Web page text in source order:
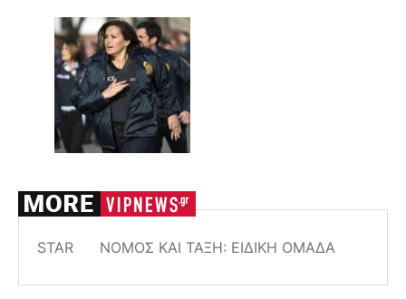
STAR ΝΌΜΟΣ ΚΑΙ ΤΆΞΗ: ΕΙΔΙΚΉ ΟΜΆΔΑ